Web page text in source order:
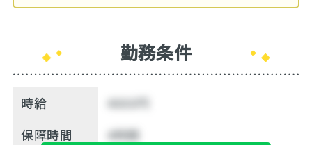
勤務条件
時給
4000円
保障時間
4時間